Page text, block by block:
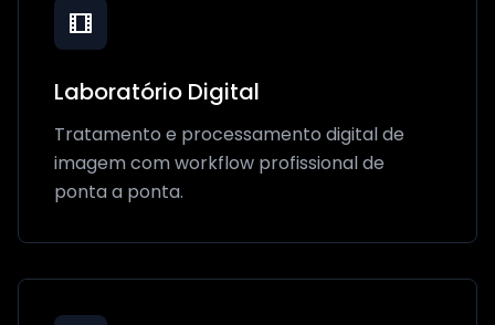
Laboratório Digital
Tratamento e processamento digital de
imagem com workflow profissional de
ponta a ponta.